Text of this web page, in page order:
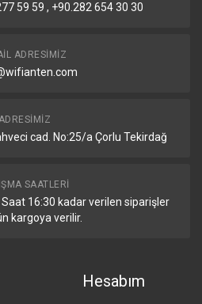
59 59 , +90.282 654 30 30
ADRESIMIZ
ADRESIMIZ
cad. No:25/a Çorlu Tekirdağ
SAATLERI
Saat 16:30 kadar verilen siparişler
kargoya verilir.
Hesabım